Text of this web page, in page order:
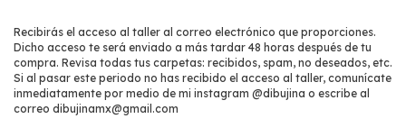
Recibirás el acceso al taller al correo electrónico que proporciones.
Dicho acceso te será enviado a más tardar 48 horas después de tu
compra. Revisa todas tus carpetas: recibidos, spam, no deseados, etc.
Si al pasar este periodo no has recibido el acceso al taller, comunícate
inmediatamente por medio de mi instagram @dibujina o escribe al
correo dibujinamx@gmail.com